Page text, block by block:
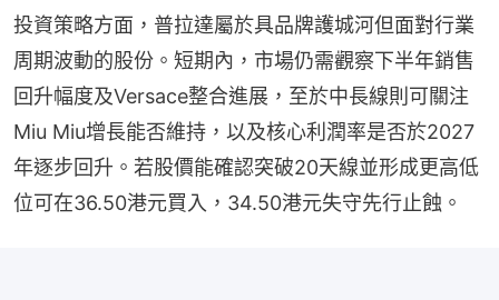
投資策略方面，普拉達屬於具品牌護城河但面對行業
周期波動的股份。短期內，市場仍需觀察下半年銷售
回升幅度及Versace整合進展，至於中長線則可關注
Miu Miu增長能否維持，以及核心利潤率是否於2027
年逐步回升。若股價能確認突破20天線並形成更高低
位可在36.50港元買入，34.50港元失守先行止蝕。